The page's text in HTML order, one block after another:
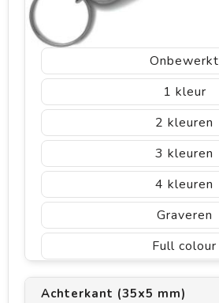
Onbewerkt
1
2
3
4
Graveren
Full colour
Achterkant (35x5 mm)